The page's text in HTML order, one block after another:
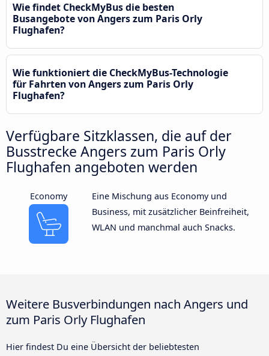
Wie findet CheckMyBus die besten
Busangebote von Angers zum Paris Orly
Flughafen?
Wie funktioniert die CheckMyBus-Technologie
für Fahrten von Angers zum Paris Orly
Flughafen?
Verfügbare Sitzklassen, die auf der
Busstrecke Angers zum Paris Orly
Flughafen angeboten werden
Economy
Eine Mischung aus Economy und
Business, mit zusätzlicher Beinfreiheit,
WLAN und manchmal auch Snacks.
Weitere Busverbindungen nach Angers und
zum Paris Orly Flughafen
Hier findest Du eine Übersicht der beliebtesten